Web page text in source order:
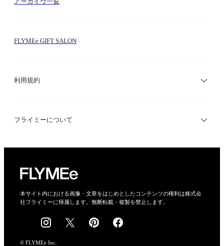
FLYMEe GIFT SALON
利用規約
利用規約
フライミーについて
会社概要
採用情報
本サイト内における画像・文章をはじめとしたコンテンツの権利は株式会
社フライミーに帰属します。無断転載・複製を禁止します。
© FLYMEe Inc.